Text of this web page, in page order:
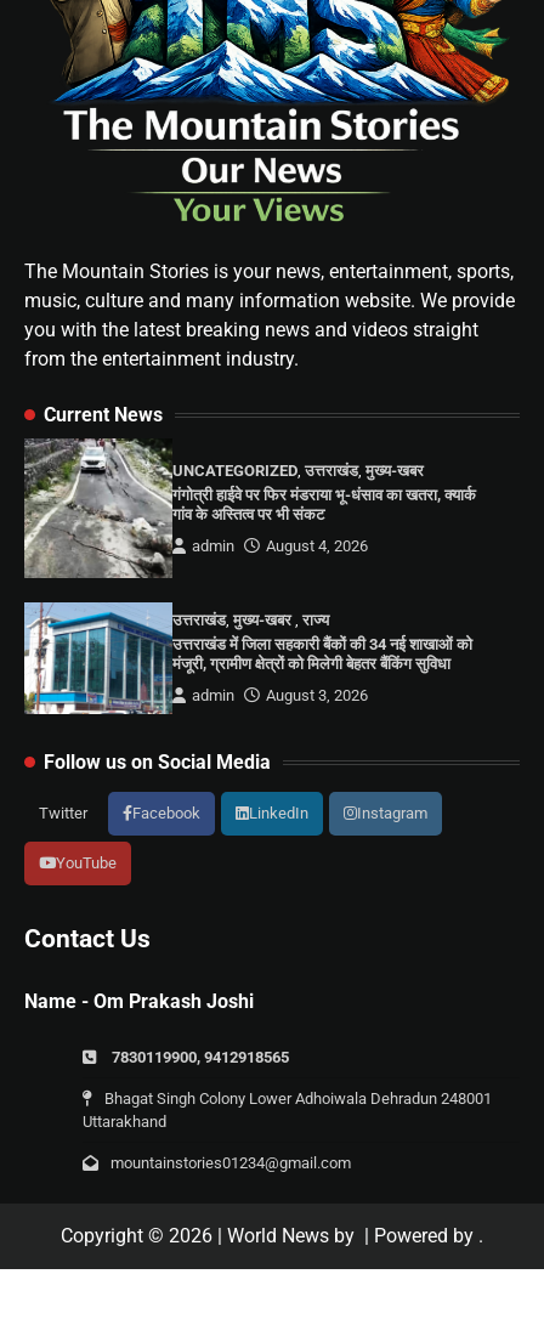
The Mountain Stories is your news, entertainment, sports,
music, culture and many information website. We provide
you with the latest breaking news and videos straight
from the entertainment industry.
Current News
UNCATEGORIZED ,उत्तराखंड,मुख्य-खबर
गंगोत्री हाईवे पर फिर मंडराया भू-धंसाव का खतरा, क्यार्क
गांव के अस्तित्व पर भी संकट
admin
August 4, 2026
उत्तराखंड,मुख्य-खबर,राज्य
उत्तराखंड में जिला सहकारी बैंकों की 34 नई शाखाओं को
मंजूरी, ग्रामीण क्षेत्रों को मिलेगी बेहतर बैंकिंग सुविधा
admin
August 3, 2026
Follow us on Social Media
Twitter Facebook LinkedIn Instagram
YouTube
Contact Us
Name - Om Prakash Joshi
7830119900, 9412918565
Bhagat Singh Colony Lower Adhoiwala Dehradun 248001
Uttarakhand
mountainstories01234@gmail.com
Copyright © 2026 | World News by | Powered by .